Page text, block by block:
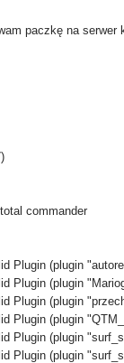
paczkę na
commander
Plugin (plugin
Plugin (plugin
Plugin (plugin
Plugin (plugin
Plugin (plugin
Plugin (plugin